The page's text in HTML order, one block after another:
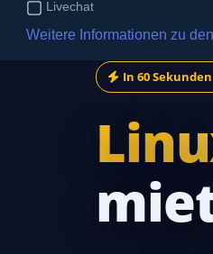
Livechat
Weitere Informationen zu
In 60